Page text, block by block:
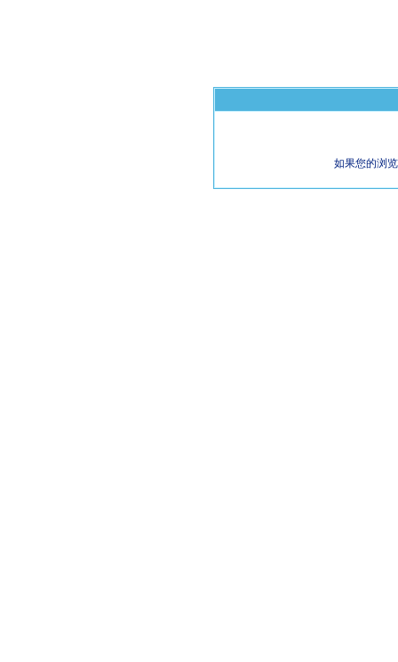
如果您的浏